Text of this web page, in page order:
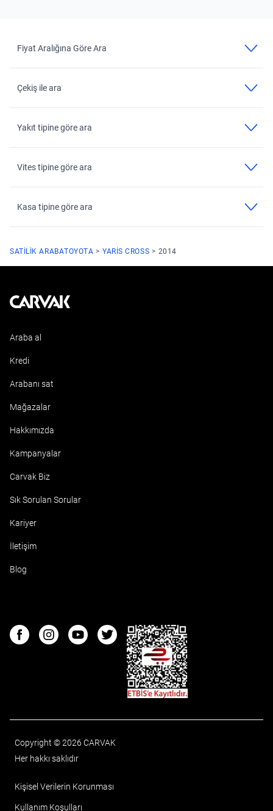
Fiyat Aralığına Göre Ara
Çekiş ile ara
Yakıt tipine göre ara
Vites tipine göre ara
Kasa tipine göre ara
SATILIK ARABATOYOTA YARIS CROSS 2014
Kavak
Araba al
Kredi
Arabanı sat
Mağazalar
Hakkımızda
Kampanyalar
Carvak Biz
Sık Sorulan Sorular
Kariyer
İletişim
Blog
FacebookInstagramYoutubeTwitter
ETBIS
Copyright © 2026 CARVAK
Her hakkı saklıdır
Kişisel Verilerin Korunması
Kullanım Koşulları